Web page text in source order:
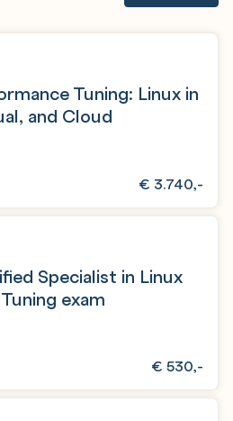
Tuning: Linux in
and Cloud
€ 3.740,-
Specialist in Linux
exam
€ 530,-